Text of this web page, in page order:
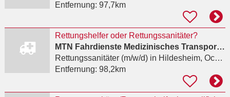
Entfernung: 97,7km
Rettungshelfer oder Rettungssanitäter?
MTN Fahrdienste Medizinisches Transportmanagement Niedersachsen Eicke Rojahn e.K.
Rettungssanitäter (m/w/d)in Hildesheim, Ochtersum
Entfernung: 98,2km